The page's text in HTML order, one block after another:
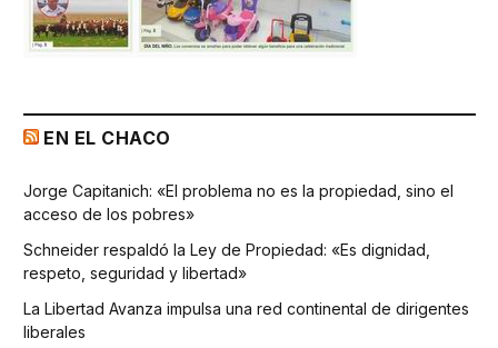
EN EL CHACO
Jorge Capitanich: «El problema no es la propiedad, sino el
acceso de los pobres»
Schneider respaldó la Ley de Propiedad: «Es dignidad,
respeto, seguridad y libertad»
La Libertad Avanza impulsa una red continental de dirigentes
liberales